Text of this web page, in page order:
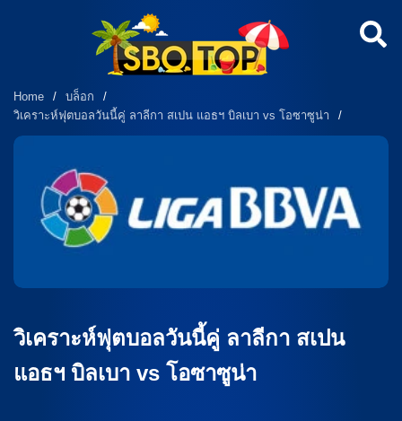
Home / บล็อก
/
วิเคราะห์ฟุตบอลวันนี้คู่ ลาลีกา สเปน แอธฯ บิลเบา vs โอซาซูน่า
/
วิเคราะห์ฟุตบอลวันนี้คู่ ลาลีกา สเปน
แอธฯ บิลเบา vs โอซาซูน่า